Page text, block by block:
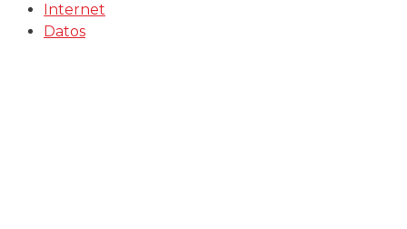
Internet
Datos